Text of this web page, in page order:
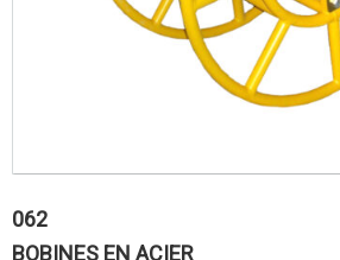
062
BOBINES EN ACIER